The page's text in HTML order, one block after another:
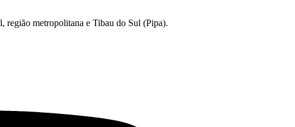
região metropolitana e Tibau do Sul (Pipa).